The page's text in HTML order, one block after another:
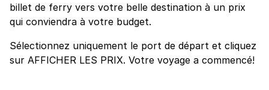
billet de ferry vers votre belle destination à un prix
qui conviendra à votre budget.
Sélectionnez uniquement le port de départ et cliquez
sur AFFICHER LES PRIX. Votre voyage a commencé!